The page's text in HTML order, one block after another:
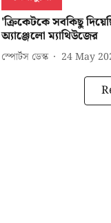
'ক্রিকেটকে সবকিছু
অ্যাঞ্জেলো ম্যাথিউজের
স্পোর্টস ডেস্ক 24 May